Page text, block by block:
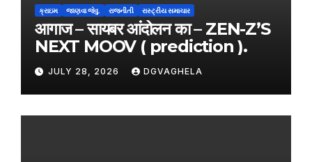
ક્રાઇમ જાણવા જેવુ. રાજનીતી રાસ્ટ્રીય સમાચાર
आगाज – सायबर आंदोलन का – ZEN-Z’S
NEXT MOOV ( prediction ).
JULY 28, 2026 DGVAGHELA